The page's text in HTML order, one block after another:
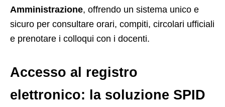
Amministrazione, offrendo un sistema unico e
sicuro per consultare orari, compiti, circolari ufficiali
e prenotare i colloqui con i docenti.
Accesso al registro
elettronico: la soluzione SPID